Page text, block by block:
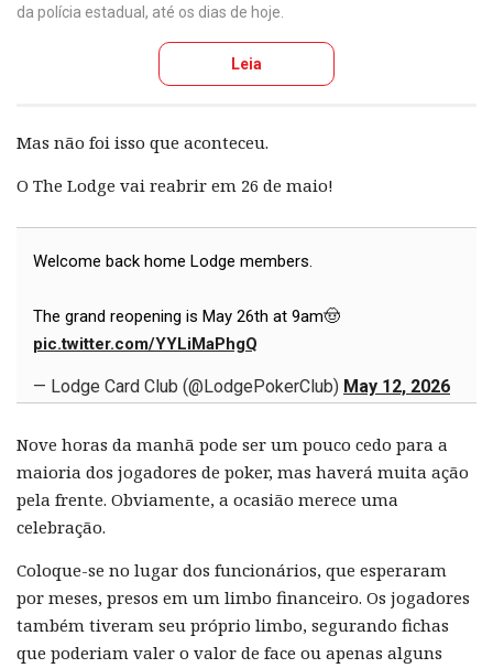
da polícia estadual, até os dias de hoje.
Leia
Mas não foi isso que aconteceu.
O The Lodge vai reabrir em 26 de maio!
Welcome back home Lodge members.
The grand reopening is May 26th at 9am🤠
pic.twitter.com/YYLiMaPhgQ
— Lodge Card Club (@LodgePokerClub) May 12, 2026
Nove horas da manhã pode ser um pouco cedo para a
maioria dos jogadores de poker, mas haverá muita ação
pela frente. Obviamente, a ocasião merece uma
celebração.
Coloque-se no lugar dos funcionários, que esperaram
por meses, presos em um limbo financeiro. Os jogadores
também tiveram seu próprio limbo, segurando fichas
que poderiam valer o valor de face ou apenas alguns